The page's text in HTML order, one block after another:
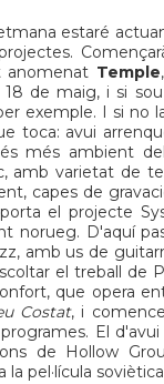
estaré
anomenat Temple
18 de maig, i si
exemple. I si no
toca: avui
més ambient
amb varietat de
capes de
el projecte
norueg. D'aquí
amb us de
el treball de
que opera
Costat, i
El
de Hollow
pel·lícula